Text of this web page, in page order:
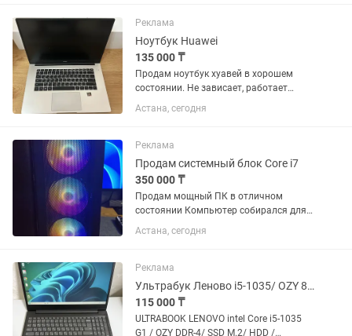
доставкой. Почему выбирают нас: ✅...
Реклама
Ноутбук Huawei
135 000 ₸
Продам ноутбук хуавей в хорошем
состоянии. Не зависает, работает
быстро (SSD диск). Дисплей, камера все
работает. Заряд батарея держит
особо заметно и на работу...
Астана, сегодня
Реклама
Продам системный блок Core i7
350 000 ₸
Продам мощный ПК в отличном
состоянии Компьютер собирался для
себя, поэтому при выборе
комплектующих делался упор на
комфортную работу. Использовался в
основном для...
Астана, сегодня
Реклама
Ультрабук Леново i5-1035/ OZY 8 ssd128
115 000 ₸
ULTRABOOK LENOVO intel Core i5-1035
G1 / OZY DDR-4/ SSD M.2/ HDD /